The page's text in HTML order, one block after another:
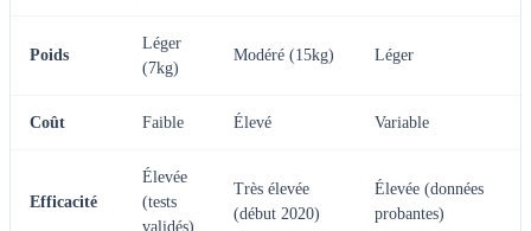
Poids
Léger
(7kg)
Modéré (15kg) Léger
Coût Faible Élevé Variable
Efficacité
Élevée
(tests
validés)
Très élevée
(début 2020)
Élevée (données
probantes)